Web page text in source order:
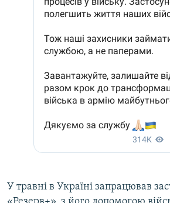
У травні в Україні запрацював